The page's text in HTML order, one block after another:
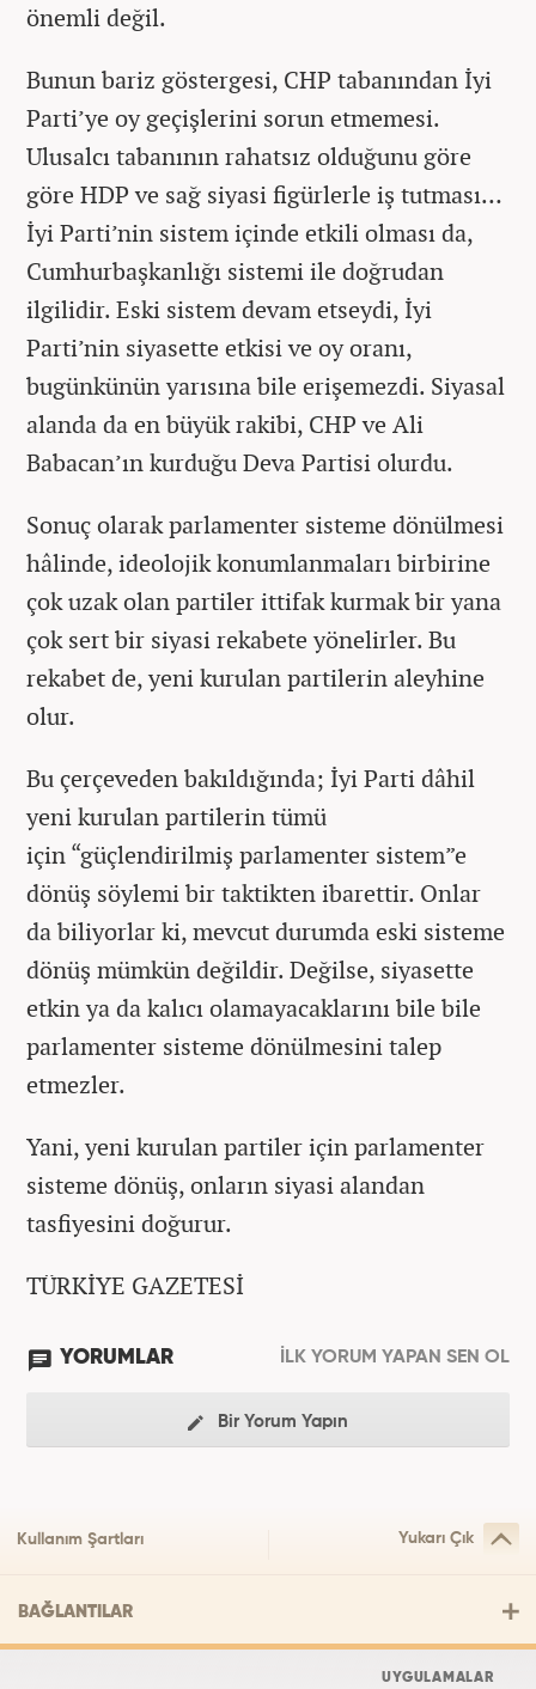
önemli değil.
Bunun bariz göstergesi, CHP tabanından İyi
Parti’ye oy geçişlerini sorun etmemesi.
Ulusalcı tabanının rahatsız olduğunu göre
göre HDP ve sağ siyasi figürlerle iş tutması…
İyi Parti’nin sistem içinde etkili olması da,
Cumhurbaşkanlığı sistemi ile doğrudan
ilgilidir. Eski sistem devam etseydi, İyi
Parti’nin siyasette etkisi ve oy oranı,
bugünkünün yarısına bile erişemezdi. Siyasal
alanda da en büyük rakibi, CHP ve Ali
Babacan’ın kurduğu Deva Partisi olurdu.
Sonuç olarak parlamenter sisteme dönülmesi
hâlinde, ideolojik konumlanmaları birbirine
çok uzak olan partiler ittifak kurmak bir yana
çok sert bir siyasi rekabete yönelirler. Bu
rekabet de, yeni kurulan partilerin aleyhine
olur.
Bu çerçeveden bakıldığında; İyi Parti dâhil
yeni kurulan partilerin tümü
için “güçlendirilmiş parlamenter sistem”e
dönüş söylemi bir taktikten ibarettir. Onlar
da biliyorlar ki, mevcut durumda eski sisteme
dönüş mümkün değildir. Değilse, siyasette
etkin ya da kalıcı olamayacaklarını bile bile
parlamenter sisteme dönülmesini talep
etmezler.
Yani, yeni kurulan partiler için parlamenter
sisteme dönüş, onların siyasi alandan
tasfiyesini doğurur.
TÜRKİYE GAZETESİ
YORUMLAR İLK YORUM YAPAN SEN OL
Bir Yorum Yapın
Kullanım Şartları Yukarı Çık
BAĞLANTILAR
UYGULAMALAR